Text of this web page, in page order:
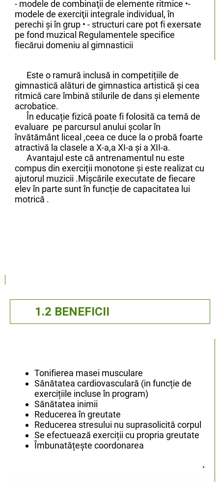
- modele de combinaţii de elemente ritmice •-
modele de exerciţii integrale individual, în
perechi şi în grup • - structuri care pot fi exersate
pe fond muzical Regulamentele specifice
fiecărui domeniu al gimnasticii
Este o ramură inclusă in competițiile de
gimnastică alături de gimnastica artistică și cea
ritmică care îmbină stilurile de dans și elemente
acrobatice.
În educație fizică poate fi folosită ca temă de
evaluare pe parcursul anului școlar în
învătământ liceal ,ceea ce duce la o probă foarte
atractivă la clasele a X-a,a XI-a și a XII-a.
Avantajul este că antrenamentul nu este
compus din exerciții monotone și este realizat cu
ajutorul muzicii .Mișcările executate de fiecare
elev în parte sunt în funcție de capacitatea lui
motrică .
1.2 BENEFICII
Tonifierea masei musculare
Sănătatea cardiovasculară (in funcție de
exercițiile incluse în program)
Sănătatea inimii
Reducerea în greutate
Reducerea stresului nu suprasolicită corpul
Se efectuează exerciții cu propria greutate
Îmbunatățește coordonarea
.